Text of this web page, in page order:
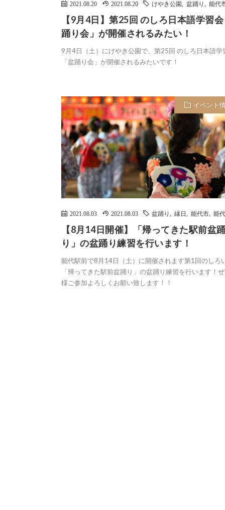
2021.08.20 2021.08.20 けやき公園 盆踊り 能代
【9月4日】第25回 のしろ日本語学習
踊り会」が開催されるみたい！
9月4日（土）にけやき公園で、第25回 のしろ日本語学
「盆踊り会」が開催されるみたいです！
イベント
2021.08.03 2021.08.03 盆踊り 縁日 能代市 能
【8月14日開催】「帰ってきた駅前盆
り」の盆踊り練習を行います！
能代駅前で8月14日（土）に開催されます第1回のしろ
「帰ってきた駅前盆踊り」の盆踊り練習を行います！
様ご参加よろしくお願い致します！！